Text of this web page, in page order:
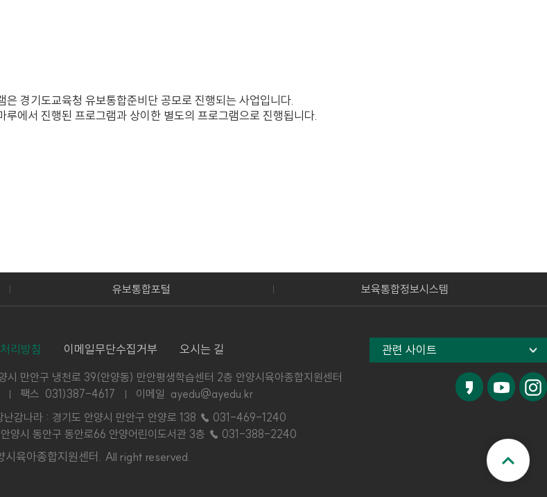
경기도교육청 유보통합준비단 공모로 진행되는 사업입니다.
에서 진행된 프로그램과 상이한 별도의 프로그램으로 진행됩니다.
유보통합포털 보육통합정보시스템
리방침 이메일무단수집거부 오시는 길
만안구 냉천로 39(안양동) 만안평생학습센터 2층 안양시육아종합지원센터
팩스 031)387-4617
이메일 ayedu@ayedu.kr
감나라 : 경기도 안양시 만안구 안양로 138 ☎ 031-469-1240
양시 동안구 동안로66 안양어린이도서관 3층 ☎ 031-388-2240
육아종합지원센터. All right reserved.
관련 사이트